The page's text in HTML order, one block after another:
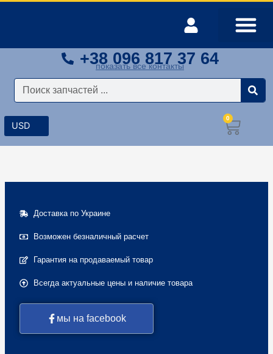
+38 096 817 37 64
показать все контакты
Поиск
0
Доставка по Украине
Возможен безналичный расчет
Гарантия на продаваемый товар
Всегда актуальные цены и наличие товара
мы на facebook